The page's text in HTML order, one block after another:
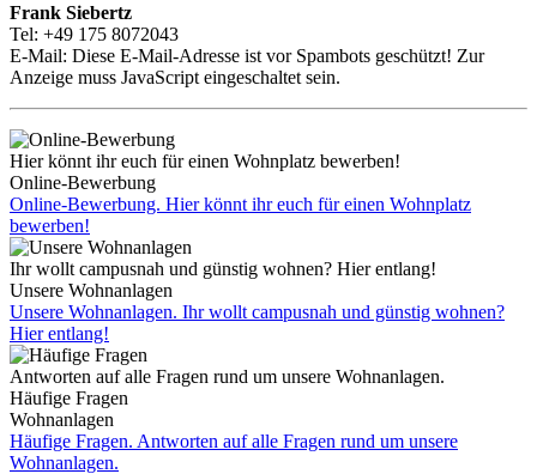
Frank Siebertz
Tel: +49 175 8072043
E-Mail: Diese E-Mail-Adresse ist vor Spambots geschützt! Zur
Anzeige muss JavaScript eingeschaltet sein.
Hier könnt ihr euch für einen Wohnplatz bewerben!
Online-Bewerbung
Online-Bewerbung. Hier könnt ihr euch für einen Wohnplatz
bewerben!
Ihr wollt campusnah und günstig wohnen? Hier entlang!
Unsere Wohnanlagen
Unsere Wohnanlagen. Ihr wollt campusnah und günstig wohnen?
Hier entlang!
Antworten auf alle Fragen rund um unsere Wohnanlagen.
Häufige Fragen
Wohnanlagen
Häufige Fragen. Antworten auf alle Fragen rund um unsere
Wohnanlagen.